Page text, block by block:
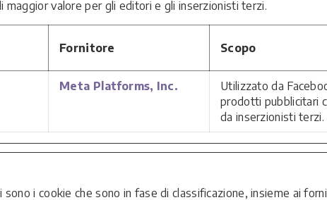
maggior valore per gli editori e gli inserzionisti terzi.
Fornitore Scopo
Meta Platforms, Inc.
Utilizzato da
prodotti pubblicitari
da inserzionisti terzi.
sono i cookie che sono in fase di classificazione, insieme ai